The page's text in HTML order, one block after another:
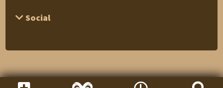
Social